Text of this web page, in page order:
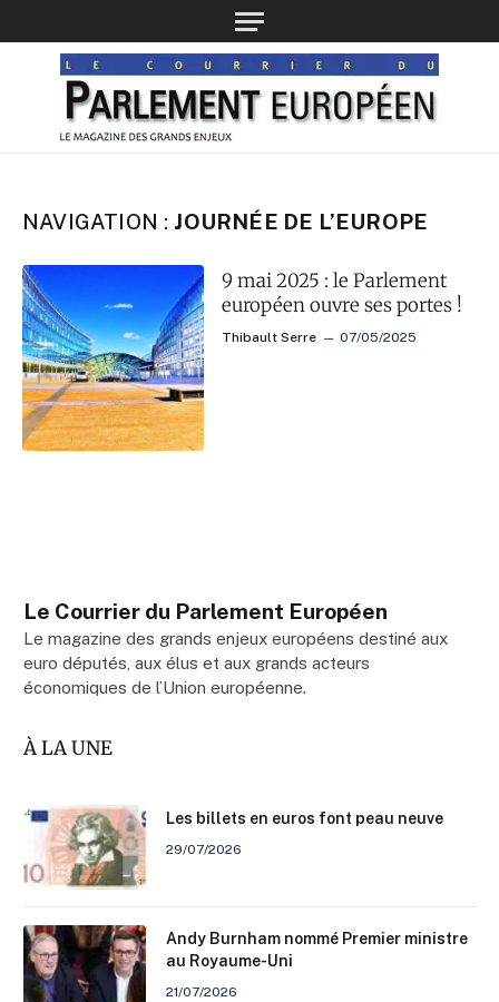
NAVIGATION : JOURNÉE DE L’EUROPE
9 mai 2025 : le Parlement
européen ouvre ses portes !
Thibault Serre 07/05/2025
Le Courrier du Parlement Européen
Le magazine des grands enjeux européens destiné aux
euro députés, aux élus et aux grands acteurs
économiques de l’Union européenne.
À LA UNE
Les billets en euros font peau neuve
29/07/2026
Andy Burnham nommé Premier ministre
au Royaume-Uni
21/07/2026